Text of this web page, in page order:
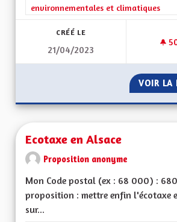
environnementales et climatiques
CRÉÉ LE
21/04/2023
VOIR LA
Ecotaxe en Alsace
Proposition anonyme
Mon Code postal (ex : 68 000) :
proposition : mettre enfin l'écotaxe
sur...